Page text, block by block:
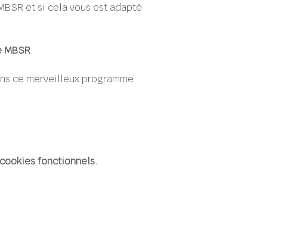
et si cela vous est adapté
.
ce merveilleux programme
fonctionnels.